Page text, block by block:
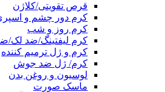
قرص تقویتی/کلاژن
کرم دور چشم و
کرم روز و شب
کرم لیفتینگ/ضد لک/
کرم و ژل ترمیم کننده
کرم/ ژل ضد جوش
لوسیون و روغن بدن
ماسک صورت